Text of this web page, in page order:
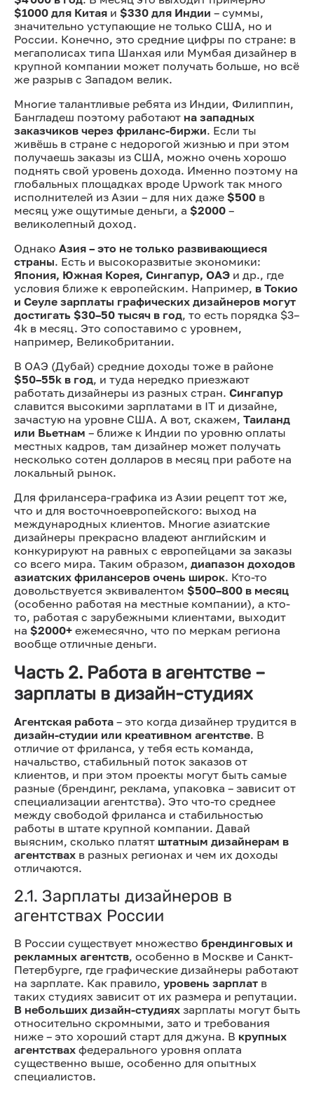
$1000 для Китая и $330 для Индии – суммы,
значительно уступающие не только США, но и
России. Конечно, это средние цифры по стране: в
мегаполисах типа Шанхая или Мумбая дизайнер в
крупной компании может получать больше, но всё
же разрыв с Западом велик.
Многие талантливые ребята из Индии, Филиппин,
Бангладеш поэтому работают на западных
заказчиков через фриланс-биржи. Если ты
живёшь в стране с недорогой жизнью и при этом
получаешь заказы из США, можно очень хорошо
поднять свой уровень дохода. Именно поэтому на
глобальных площадках вроде Upwork так много
исполнителей из Азии – для них даже $500 в
месяц уже ощутимые деньги, а $2000 –
великолепный доход.
Однако Азия – это не только развивающиеся
страны. Есть и высокоразвитые экономики:
Япония, Южная Корея, Сингапур, ОАЭ и др., где
условия ближе к европейским. Например, в Токио
и Сеуле зарплаты графических дизайнеров могут
достигать $30–50 тысяч в год, то есть порядка $3–
4k в месяц. Это сопоставимо с уровнем,
например, Великобритании.
В ОАЭ (Дубай) средние доходы тоже в районе
$50–55k в год, и туда нередко приезжают
работать дизайнеры из разных стран. Сингапур
славится высокими зарплатами в IT и дизайне,
зачастую на уровне США. А вот, скажем, Таиланд
или Вьетнам – ближе к Индии по уровню оплаты
местных кадров, там дизайнер может получать
несколько сотен долларов в месяц при работе на
локальный рынок.
Для фрилансера-графика из Азии рецепт тот же,
что и для восточноевропейского: выход на
международных клиентов. Многие азиатские
дизайнеры прекрасно владеют английским и
конкурируют на равных с европейцами за заказы
со всего мира. Таким образом, диапазон доходов
азиатских фрилансеров очень широк. Кто-то
довольствуется эквивалентом $500–800 в месяц
(особенно работая на местные компании), а кто-
то, работая с зарубежными клиентами, выходит
на $2000+ ежемесячно, что по меркам региона
вообще отличные деньги.
Часть 2. Работа в агентстве –
зарплаты в дизайн-студиях
Агентская работа – это когда дизайнер трудится в
дизайн-студии или креативном агентстве. В
отличие от фриланса, у тебя есть команда,
начальство, стабильный поток заказов от
клиентов, и при этом проекты могут быть самые
разные (брендинг, реклама, упаковка – зависит от
специализации агентства). Это что-то среднее
между свободой фриланса и стабильностью
работы в штате крупной компании. Давай
выясним, сколько платят штатным дизайнерам в
агентствах в разных регионах и чем их доходы
отличаются.
2.1. Зарплаты дизайнеров в
агентствах России
В России существует множество брендинговых и
рекламных агентств, особенно в Москве и Санкт-
Петербурге, где графические дизайнеры работают
на зарплате. Как правило, уровень зарплат в
таких студиях зависит от их размера и репутации.
В небольших дизайн-студиях зарплаты могут быть
относительно скромными, зато и требования
ниже – это хороший старт для джуна. В крупных
агентствах федерального уровня оплата
существенно выше, особенно для опытных
специалистов.